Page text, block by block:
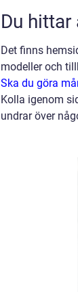
Du
Det finns
modeller och
Ska du göra
Kolla igenom
undrar över